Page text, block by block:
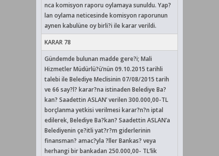
nca komisyon raporu oylamaya sunuldu. Yap?
lan oylama neticesinde komisyon raporunun
aynen kabulüne oy birli?i ile karar verildi.
KARAR 78
Gündemde bulunan madde gere?i; Mali
Hizmetler Müdürlü?ü’nün 09.10.2015 tarihli
talebi ile Belediye Meclisinin 07/08/2015 tarih
ve 66 say?l? karar?na istinaden Belediye Ba?
kan? Saadettin ASLAN’ verilen 300.000,00-TL
borçlanma yetkisi verilmesi karar?n?n iptal
edilerek, Belediye Ba?kan? Saadettin ASLAN’a
Belediyenin çe?itli yat?r?m giderlerinin
finansman? amac?yla ?ller Bankas? veya
herhangi bir bankadan 250.000,00- TL’lik